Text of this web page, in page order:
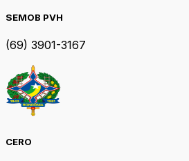
SEMOB PVH
(69) 3901-3167
CERO